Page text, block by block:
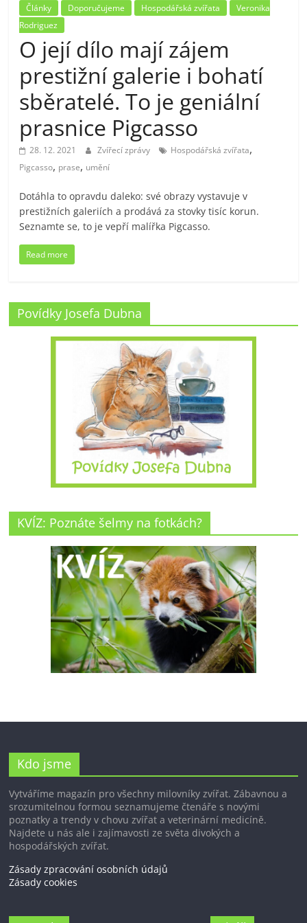
Články Doporučujeme Hospodářská zvířata
Veronika
Rodriguez
O její dílo mají zájem
prestižní galerie i bohatí
sběratelé. To je geniální
prasnice Pigcasso
28. 12. 2021 Zvířecí zprávy Hospodářská zvířata,
Pigcasso, prase, umění
Dotáhla to opravdu daleko: své obrazy vystavuje v
prestižních galeriích a prodává za stovky tisíc korun.
Seznamte se, to je vepří malířka Pigcasso.
Read more
Povídky Josefa Dubna
KVÍZ: Poznáte šelmy na fotkách?
Kdo jsme
Vytváříme magazín pro všechny milovníky zvířat. Zábavnou a
srozumitelnou formou seznamujeme čtenáře s novými
poznatky a trendy v chovu zvířat a veterinární medicíně.
Najdete u nás ale i zajímavosti ze světa divokých a
hospodářských zvířat.
Zásady zpracování osobních údajů
Zásady cookies